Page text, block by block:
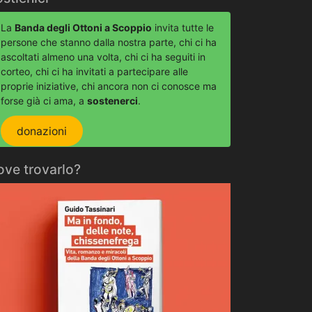
La Banda degli Ottoni a Scoppio invita tutte le
persone che stanno dalla nostra parte, chi ci ha
ascoltati almeno una volta, chi ci ha seguiti in
corteo, chi ci ha invitati a partecipare alle
proprie iniziative, chi ancora non ci conosce ma
forse già ci ama, a sostenerci.
donazioni
trovarlo?